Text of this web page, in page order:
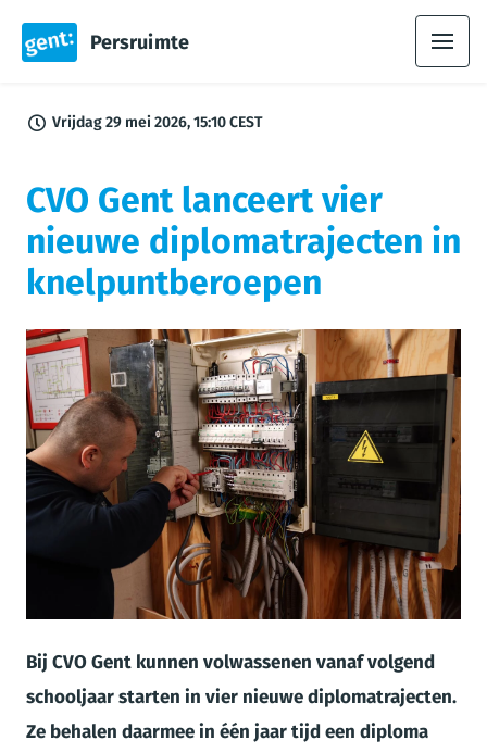
Persruimte
Vrijdag 29 mei 2026, 15:10 CEST
CVO Gent lanceert vier
nieuwe diplomatrajecten in
knelpuntberoepen
Bij CVO Gent kunnen volwassenen vanaf volgend
schooljaar starten in vier nieuwe diplomatrajecten.
Ze behalen daarmee in één jaar tijd een diploma